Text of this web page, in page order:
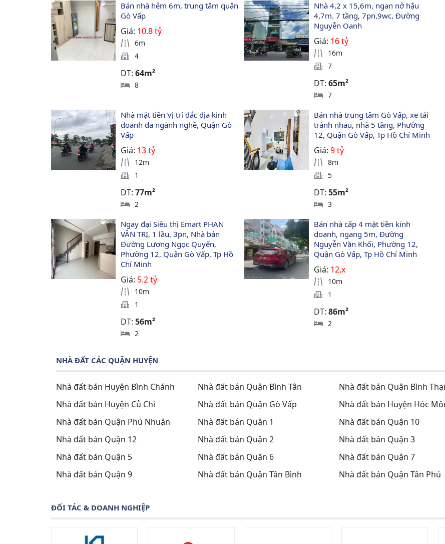
Bán nhà hẻm 6m, trung tâm quận
Gò Vấp
Giá: 10.8 tỷ
6m
4
DT:64m²
8
Nhà 4,2 x 15,6m, ngan nở hậu
4,7m. 7 tầng, 7pn,9wc, Đường
Nguyễn Oanh
Giá: 16 tỷ
16m
7
DT: 65m²
7
Nhà mặt tiền Vị trí đắc địa kinh
doanh đa ngành nghề, Quận Gò
Vấp
Giá: 13 tỷ
12m
1
DT:77m²
2
Bán nhà trung tâm Gò Vấp, xe tải
tránh nhau, nhà 5 tầng, Phường
12, Quận Gò Vấp, Tp Hồ Chí Minh
Giá: 9 tỷ
8m
5
DT: 55m²
3
Ngay đại Siêu thị Emart PHAN
VĂN TRỊ, 1 lầu, 3pn, Nhà bán
Đường Lương Ngọc Quyến,
Phường 12, Quận Gò Vấp, Tp Hồ
Chí Minh
Giá: 5.2 tỷ
10m
1
DT:56m²
2
Bán nhà cấp 4 mặt tiền kinh
doanh, ngang 5m, Đường
Nguyễn Văn Khối, Phường 12,
Quận Gò Vấp, Tp Hồ Chí Minh
Giá: 12,x
10m
1
DT: 86m²
2
NHÀ ĐẤT CÁC QUẬN HUYỆN
Nhà đất bán Huyện Bình Chánh Nhà đất bán Quận Bình Tân Nhà đất bán Quận Bình
Nhà đất bán Huyện Củ Chi
Nhà đất bán Quận Gò Vấp Nhà đất bán Huyện Hóc
Nhà đất bán Quận Phú Nhuận
Nhà đất bán Quận 1 Nhà đất bán Quận 10
Nhà đất bán Quận 12
Nhà đất bán Quận 2 Nhà đất bán Quận 3
Nhà đất bán Quận 5
Nhà đất bán Quận 6 Nhà đất bán Quận 7
Nhà đất bán Quận 9
Nhà đất bán Quận Tân Bình Nhà đất bán Quận Tân Phú
ĐỐI TÁC & DOANH NGHIỆP